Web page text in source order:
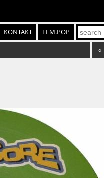
KONTAKT FEM.POP
«